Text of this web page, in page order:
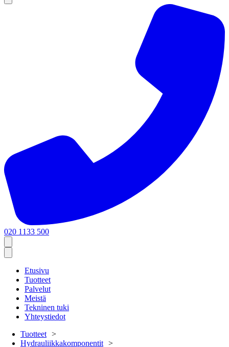
020 1133 500
Etusivu
Tuotteet
Palvelut
Meistä
Tekninen tuki
Yhteystiedot
Tuotteet
Hydrauliikkakomponentit